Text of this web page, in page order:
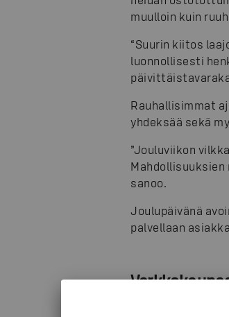
muulloin kuin
“Suurin kiitos
luonnollisesti
Rauhallisimmat
yhdeksää sekä
”Jouluviikon
sanoo.
Joulupäivänä
palvellaan